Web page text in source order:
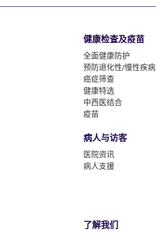
健康检查及疫苗
全面健康防护
预防退化性/慢性疾病
癌症筛查
健康特选
中西医结合
疫苗
病人与访客
医院资讯
病人支援
了解我们